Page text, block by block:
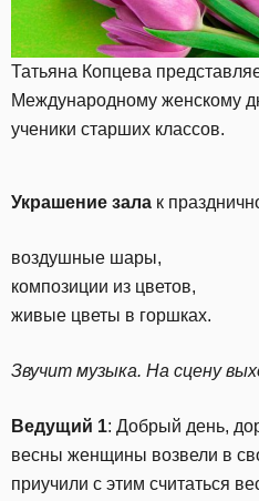
Татьяна Копцева
Международному женскому
ученики старших классов.
Украшение зала к
воздушные шары,
композиции из цветов,
живые цветы в горшках.
Звучит музыка. На сцену
Ведущий 1: Добрый день,
весны женщины возвели в
приучили с этим считаться